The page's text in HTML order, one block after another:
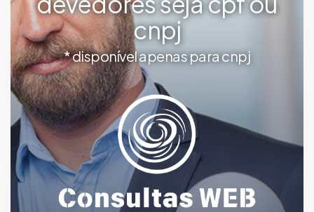
cnpj
* disponível apenas para cnpj